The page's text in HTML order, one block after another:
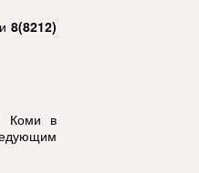
8(8212)
Коми в